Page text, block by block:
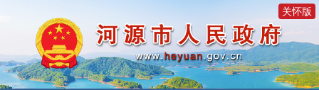
关怀版